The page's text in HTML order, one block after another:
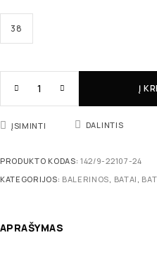
38
Į
ĮSIMINTI DALINTIS
PRODUKTO KODAS: 142/9-22107-24
KATEGORIJOS: BALERINOS BATAI
APRAŠYMAS